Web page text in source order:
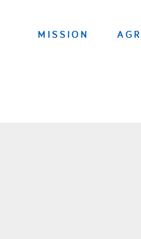
MISSION